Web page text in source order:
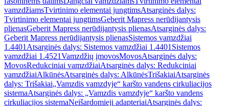
vamzdžiamsTvirtinimo elementai jungtimsAtsarginės dalys:
Tvirtinimo elementai jungtimsGeberit Mapress nerūdijantysis
plienasGeberit Mapress nerūdijantysis plienasAtsarginės dalys:
Geberit Mapress nerūdijantysis plienasSistemos vamzdžiai
1.4401 Atsarginės dalys: Sistemos vamzdžiai 1.4401 Sistemos
vamzdžiai 1.4521Vamzdžių įmovosMovosAtsarginės dalys:
MovosRedukciniai vamzdžiaiAtsarginės dalys: Redukciniai
vamzdžiaiAlkūnėsAtsarginės dalys: AlkūnėsTrišakiaiAtsarginės
dalys: Trišakiai„Vamzdis vamzdyje“ karšto vandens cirkuliacijos
sistemaAtsarginės dalys: „Vamzdis vamzdyje“ karšto vandens
cirkuliacijos sistemaNeišardomieji adapteriaiAtsarginės dalys: